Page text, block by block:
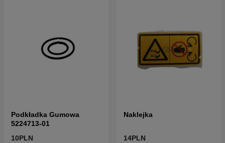
Podkładka Gumowa
5224713-01
10PLN
Naklejka
14PLN